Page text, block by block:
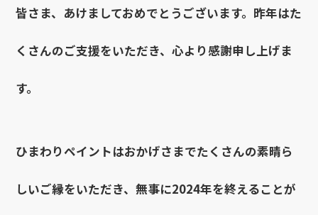
皆さま、あけましておめでとうございます。昨年はた
くさんのご支援をいただき、心より感謝申し上げま
す。
ひまわりペイントはおかげさまでたくさんの素晴ら
しいご縁をいただき、無事に2024年を終えることが